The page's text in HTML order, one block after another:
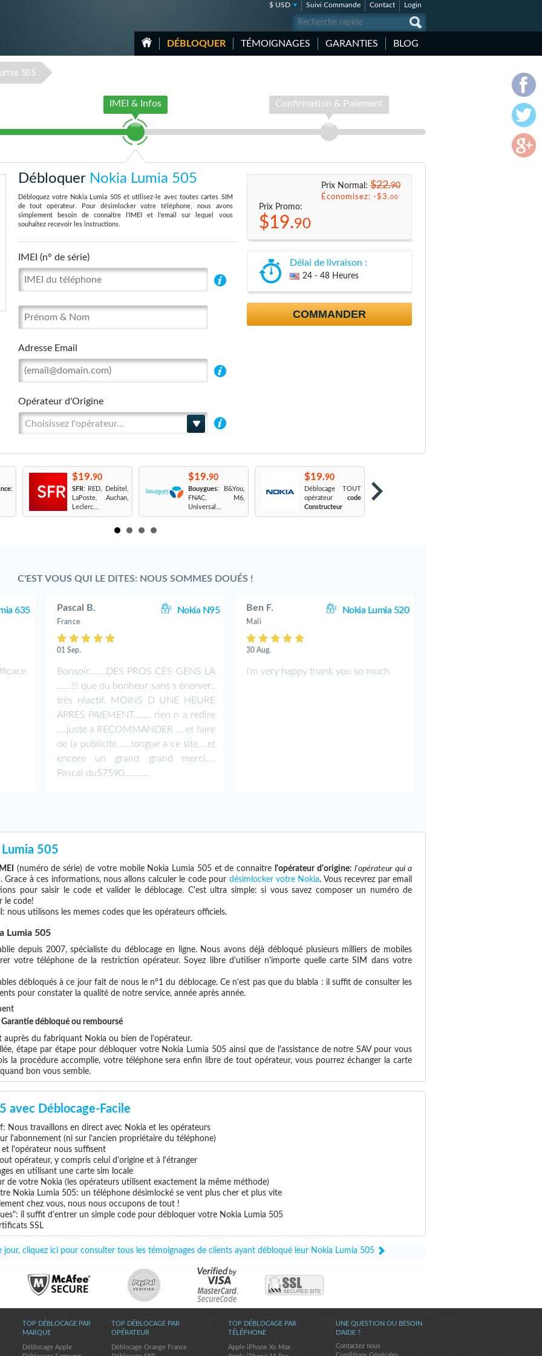
$ USD Suivi Commande Contact Login
DÉBLOQUER TÉMOIGNAGES GARANTIES BLOG
505
IMEI & Infos Confirmation & Paiement
Débloquer Nokia Lumia 505
Débloquez votre Nokia Lumia 505 et utilisez-le avec toutes cartes SIM
de tout opérateur. Pour désimlocker votre téléphone, nous avons
simplement besoin de connaitre l'IMEI et l'email sur lequel vous
souhaitez recevoir les instructions.
IMEI (n° de série)
Adresse Email
Opérateur d'Origine
Choisissez l'opérateur...
Prix Normal:$22.90
Économisez: -$3.00
Prix Promo:
$19.90
Délai de livraison :
24 - 48 Heures
COMMANDER
:
$19.90
SFR: RED, Debitel,
LaPoste, Auchan,
Leclerc...
$19.90
Bouygues: B&You,
FNAC, M6,
Universal...
$19.90
Déblocage TOUT
opérateur code
Constructeur
C'EST VOUS QUI LE DITES: NOUS SOMMES DOUÉS !
635 Pascal B. Nokia N95
France
01 Sep.
Bonsoir.......DES PROS CES GENS LA
......!!! que du bonheur sans s énerver..
très réactif. MOINS D UNE HEURE
APRES PAIEMENT....... rien n a redire
....juste a RECOMMANDER ... et faire
de la publicité......longue a ce site....et
encore un grand grand merci....
Pascal du57590...........
Ben F. Nokia Lumia 520
Mali
30 Aug.
I'm very happy thank you so much
505
(numéro de série) de votre mobile Nokia Lumia 505 et de connaitre l'opérateur d'origine:l'opérateur qui a
. Grace à ces informations, nous allons calculer le code pour désimlocker votre Nokia. Vous recevrez par email
pour saisir le code et valider le déblocage. C'est ultra simple: si vous savez composer un numéro de
le code!
nous utilisons les memes codes que les opérateurs officiels.
Lumia 505
depuis 2007, spécialiste du déblocage en ligne. Nous avons déjà débloqué plusieurs milliers de mobiles
votre téléphone de la restriction opérateur. Soyez libre d'utiliser n'importe quelle carte SIM dans votre
débloqués à ce jour fait de nous le n°1 du déblocage. Ce n'est pas que du blabla : il suffit de consulter les
pour constater la qualité de notre service, année après année.
débloqué ou remboursé
du fabriquant Nokia ou bien de l'opérateur.
étape par étape pour débloquer votre Nokia Lumia 505 ainsi que de l'assistance de notre SAV pour vous
la procédure accomplie, votre téléphone sera enfin libre de tout opérateur, vous pourrez échanger la carte
bon vous semble.
avec Déblocage-Facile
Nous travaillons en direct avec Nokia et les opérateurs
l'abonnement (ni sur l'ancien propriétaire du téléphone)
et l'opérateur nous suffisent
opérateur, y compris celui d'origine et à l'étranger
en utilisant une carte sim locale
de votre Nokia (les opérateurs utilisent exactement la même méthode)
Nokia Lumia 505: un téléphone désimlocké se vent plus cher et plus vite
chez vous, nous nous occupons de tout !
il suffit d'entrer un simple code pour débloquer votre Nokia Lumia 505
SSL
jour, cliquez ici pour consulter tous les témoignages de clients ayant débloqué leur Nokia Lumia 505
UNE QUESTION OU BESOIN
D'AIDE ?
Contactez nous
TOP DÉBLOCAGE PAR
MARQUE
Déblocage Apple
TOP DÉBLOCAGE PAR
OPÉRATEUR
Déblocage Orange France
TOP DÉBLOCAGE PAR
TÉLÉPHONE
Apple iPhone Xs Max